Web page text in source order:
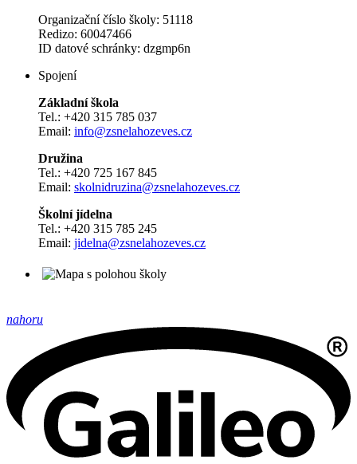
Organizační číslo školy: 51118
Redizo: 60047466
ID datové schránky: dzgmp6n
Spojení
Základní škola
Tel.: +420 315 785 037
Email: info@zsnelahozeves.cz
Družina
Tel.: +420 725 167 845
Email: skolnidruzina@zsnelahozeves.cz
Školní jídelna
Tel.: +420 315 785 245
Email: jidelna@zsnelahozeves.cz
nahoru